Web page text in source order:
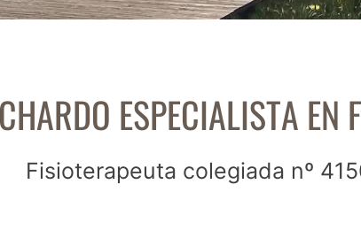
ESPECIALISTA EN
Fisioterapeuta colegiada nº